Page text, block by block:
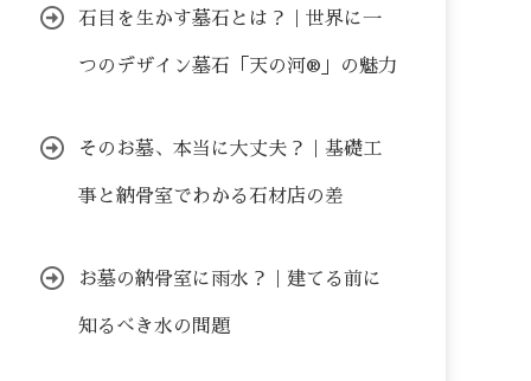
石目を生かす墓石とは？｜世界に一
つのデザイン墓石「天の河®」の魅力
そのお墓、本当に大丈夫？｜基礎工
事と納骨室でわかる石材店の差
お墓の納骨室に雨水？｜建てる前に
知るべき水の問題